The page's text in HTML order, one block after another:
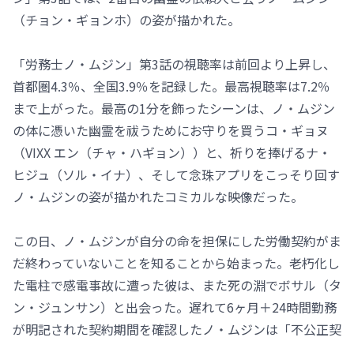
（チョン・ギョンホ）の姿が描かれた。
「労務士ノ・ムジン」第3話の視聴率は前回より上昇し、
首都圏4.3％、全国3.9％を記録した。最高視聴率は7.2％
まで上がった。最高の1分を飾ったシーンは、ノ・ムジン
の体に憑いた幽霊を祓うためにお守りを買うコ・ギョヌ
（VIXX エン（チャ・ハギョン））と、祈りを捧げるナ・
ヒジュ（ソル・イナ）、そして念珠アプリをこっそり回す
ノ・ムジンの姿が描かれたコミカルな映像だった。
この日、ノ・ムジンが自分の命を担保にした労働契約がま
だ終わっていないことを知ることから始まった。老朽化し
た電柱で感電事故に遭った彼は、また死の淵でボサル（タ
ン・ジュンサン）と出会った。遅れて6ヶ月＋24時間勤務
が明記された契約期間を確認したノ・ムジンは「不公正契